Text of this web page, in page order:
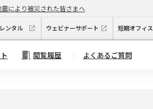
により被災された皆さまへ
ンタル ウェビナーサポート 短期オフィス
閲覧履歴 よくあるご質問